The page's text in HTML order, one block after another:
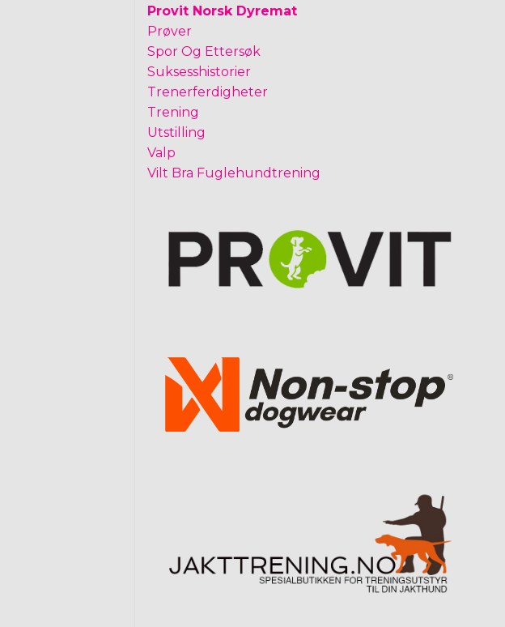
Provit Norsk Dyremat
Prøver
Spor Og Ettersøk
Suksesshistorier
Trenerferdigheter
Trening
Utstilling
Valp
Vilt Bra Fuglehundtrening